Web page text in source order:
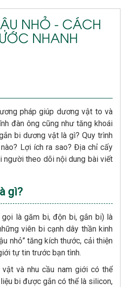
NHỎ - CÁCH
NHANH
pháp giúp dương vật to và
đàn ông cũng như tăng khoái
bi dương vật là gì? Quy trình
Lợi ích ra sao? Địa chỉ cấy
người theo dõi nội dung bài viết
gì?
là găm bi, độn bi, gắn bi) là
viên bi cạnh dây thần kinh
nhỏ” tăng kích thước, cải thiện
tự tin trước bạn tình.
và nhu cầu nam giới có thể
bi được gắn có thể là silicon,